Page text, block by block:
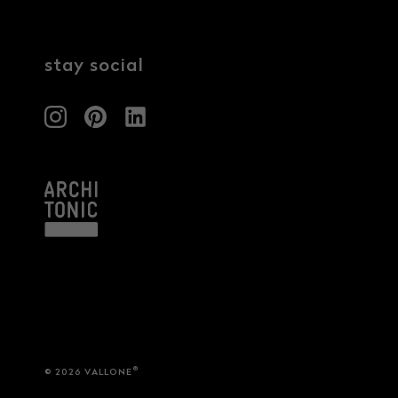
stay social
© 2026 VALLONE ®